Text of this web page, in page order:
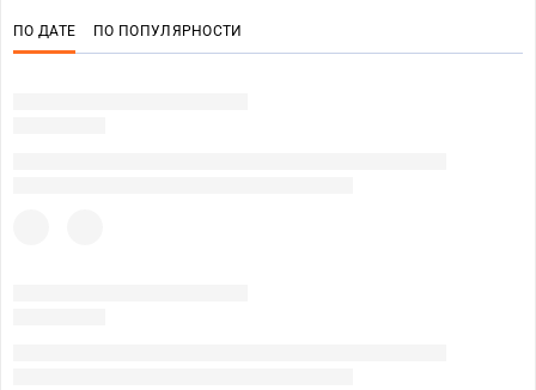
ПО ДАТЕ ПО ПОПУЛЯРНОСТИ